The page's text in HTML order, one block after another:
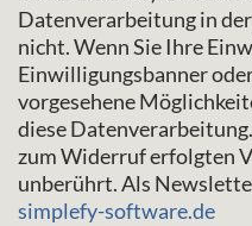
Datenverarbeitung in
nicht. Wenn Sie Ihre
Einwilligungsbanner
vorgesehene
diese
zum Widerruf erfolgten
unberührt. Als
simplefy-software.de